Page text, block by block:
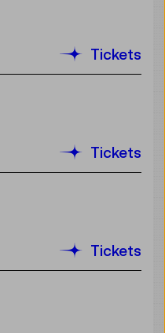
Tickets
Tickets
Tickets